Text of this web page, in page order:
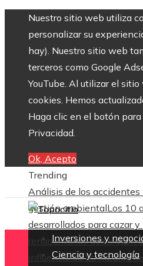
Nuestro sitio web utiliza
personalizar su
hay). Nuestro sitio web
terceros como Google
YouTube. Al utilizar el
cookies. Hemos
Haga clic en el botón
Privacidad.
Ok, Acepto
Trending
Análisis de los
gestión ambientalLos 10
desarrollados para cazar
renacentistas que
influencia de La naranja
Inversiones y
Ciencia y tecnología